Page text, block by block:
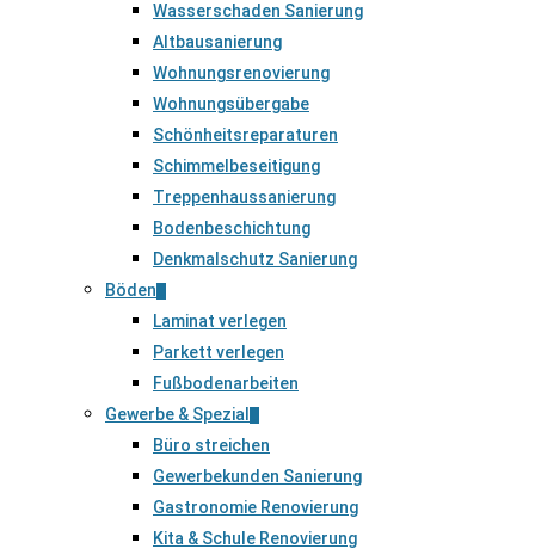
Wasserschaden Sanierung
Altbausanierung
Wohnungsrenovierung
Wohnungsübergabe
Schönheitsreparaturen
Schimmelbeseitigung
Treppenhaussanierung
Bodenbeschichtung
Denkmalschutz Sanierung
Böden
Laminat verlegen
Parkett verlegen
Fußbodenarbeiten
Gewerbe & Spezial
Büro streichen
Gewerbekunden Sanierung
Gastronomie Renovierung
Kita & Schule Renovierung